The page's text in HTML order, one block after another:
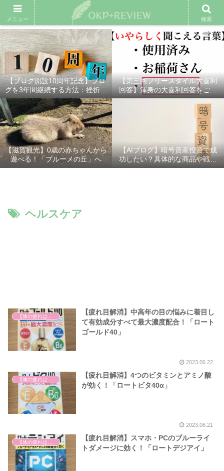
雑記ブログ プロフィール 余興動画 ベスト大喜利 スポ
【ブログ開設10周年記念】ブロ
グを3年間継続する方法：挫折し
ないための7つの秘訣
【第三回フリースタイル大喜利
回答】渾身の大喜利回答をご紹
介！
【滋賀観光】0歳の赤ちゃんから
遊べる！「ブルーメの丘」へ
【AIブログ】暗号資産投資で成
功したい？具体的な商品や戦略
を分かりやすく解説！
ヘルスケア
【体の疲れは心の疲れ】
【疲れ目解消】中高年の目の悩みに着目し
て有効成分すべて最大濃度配合！「ロート
ゴールド40」
2023.06.22
【疲れ目解消】4つのビタミンとアミノ酸
が効く！「ロートビタ40α」
2023.06.21
【体の疲れは心の疲れ】
【疲れ目解消】スマホ・PCのブルーライ
トダメージに効く！「ロートデジアイ」
メニュー 検索